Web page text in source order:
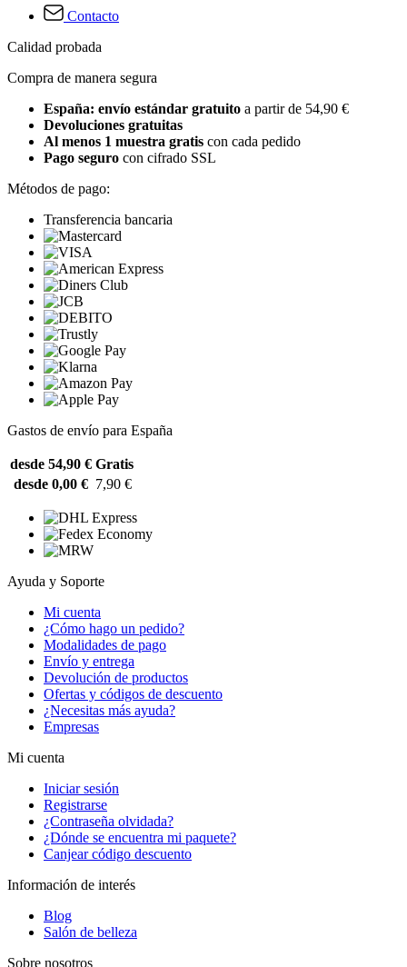
Contacto
Calidad probada
Compra de manera segura
España: envío estándar gratuito a partir de 54,90 €
Devoluciones gratuitas
Al menos 1 muestra gratis con cada pedido
Pago seguro con cifrado SSL
Métodos de pago:
Transferencia bancaria
Gastos de envío para España
desde 54,90 € Gratis
desde 0,00 € 7,90 €
Ayuda y Soporte
Mi cuenta
¿Cómo hago un pedido?
Modalidades de pago
Envío y entrega
Devolución de productos
Ofertas y códigos de descuento
¿Necesitas más ayuda?
Empresas
Mi cuenta
Iniciar sesión
Registrarse
¿Contraseña olvidada?
¿Dónde se encuentra mi paquete?
Canjear código descuento
Información de interés
Blog
Salón de belleza
Sobre nosotros